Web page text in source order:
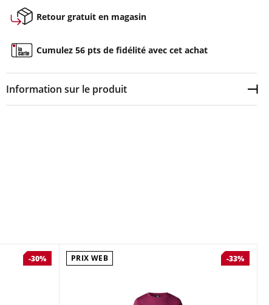
Retour gratuit en magasin
Cumulez 56 pts de fidélité avec cet achat
Information sur le produit
-30% PRIX WEB -33%